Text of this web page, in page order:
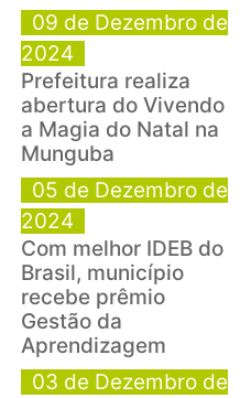
09 de Dezembro de
2024
Prefeitura realiza
abertura do Vivendo
a Magia do Natal na
Munguba
05 de Dezembro de
2024
Com melhor IDEB do
Brasil, município
recebe prêmio
Gestão da
Aprendizagem
03 de Dezembro de